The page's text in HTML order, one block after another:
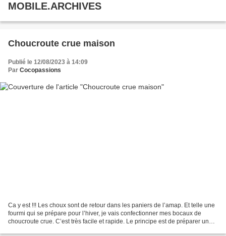
MOBILE.ARCHIVES
Choucroute crue maison
Publié le 12/08/2023 à 14:09
Par Cocopassions
Ca y est !!! Les choux sont de retour dans les paniers de l’amap. Et telle une
fourmi qui se prépare pour l’hiver, je vais confectionner mes bocaux de
choucroute crue. C’est très facile et rapide. Le principe est de préparer un